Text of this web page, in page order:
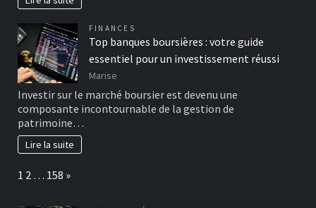
FINANCES
Top banques boursières : votre guide
essentiel pour un investissement réussi
Marise
Investir sur le marché boursier est devenu une
composante incontournable de la gestion de
patrimoine…
Lire la suite
Page:
1 2 … 158 Next
»